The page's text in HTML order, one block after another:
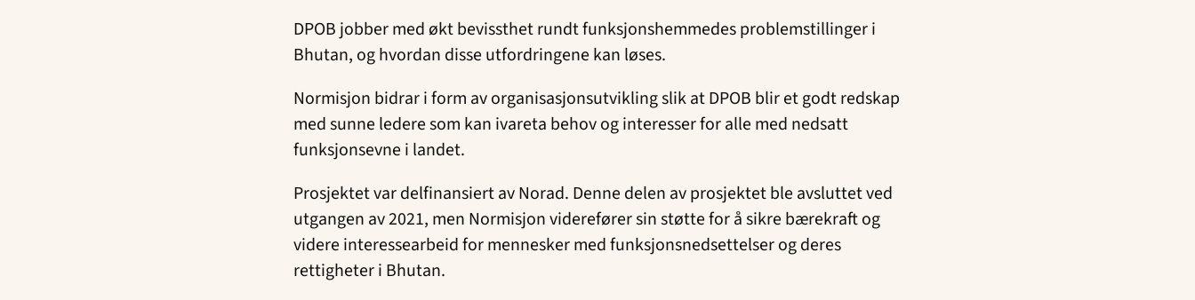
DPOB jobber med økt bevissthet rundt funksjonshemmedes problemstillinger i
Bhutan, og hvordan disse utfordringene kan løses.
Normisjon bidrar i form av organisasjonsutvikling slik at DPOB blir et godt redskap
med sunne ledere som kan ivareta behov og interesser for alle med nedsatt
funksjonsevne i landet.
Prosjektet var delfinansiert av Norad. Denne delen av prosjektet ble avsluttet ved
utgangen av 2021, men Normisjon viderefører sin støtte for å sikre bærekraft og
videre interessearbeid for mennesker med funksjonsnedsettelser og deres
rettigheter i Bhutan.